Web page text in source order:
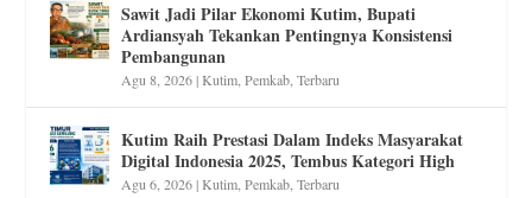
Sawit Jadi Pilar Ekonomi Kutim, Bupati
Ardiansyah Tekankan Pentingnya Konsistensi
Pembangunan
Agu 8, 2026|Kutim,Pemkab,Terbaru
Kutim Raih Prestasi Dalam Indeks Masyarakat
Digital Indonesia 2025, Tembus Kategori High
Agu 6, 2026|Kutim,Pemkab,Terbaru